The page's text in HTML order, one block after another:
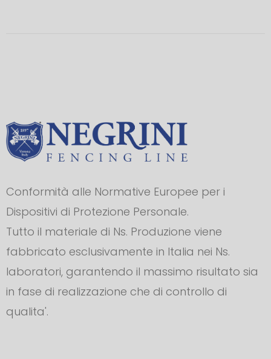
Conformità alle Normative Europee per i
Dispositivi di Protezione Personale.
Tutto il materiale di Ns. Produzione viene
fabbricato esclusivamente in Italia nei Ns.
laboratori, garantendo il massimo risultato sia
in fase di realizzazione che di controllo di
qualita'.